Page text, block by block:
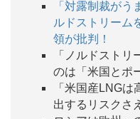
「対露制裁がう
ルドストリーム
領が批判！
「ノルドスト
のは「米国とポ
「米国産LNG
出するリスクさ